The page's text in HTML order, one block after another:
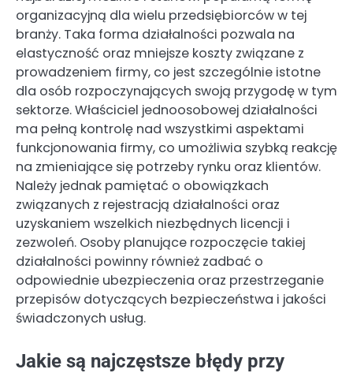
organizacyjną dla wielu przedsiębiorców w tej
branży. Taka forma działalności pozwala na
elastyczność oraz mniejsze koszty związane z
prowadzeniem firmy, co jest szczególnie istotne
dla osób rozpoczynających swoją przygodę w tym
sektorze. Właściciel jednoosobowej działalności
ma pełną kontrolę nad wszystkimi aspektami
funkcjonowania firmy, co umożliwia szybką reakcję
na zmieniające się potrzeby rynku oraz klientów.
Należy jednak pamiętać o obowiązkach
związanych z rejestracją działalności oraz
uzyskaniem wszelkich niezbędnych licencji i
zezwoleń. Osoby planujące rozpoczęcie takiej
działalności powinny również zadbać o
odpowiednie ubezpieczenia oraz przestrzeganie
przepisów dotyczących bezpieczeństwa i jakości
świadczonych usług.
Jakie są najczęstsze błędy przy